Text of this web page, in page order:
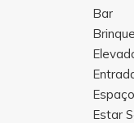
Bar
Estar